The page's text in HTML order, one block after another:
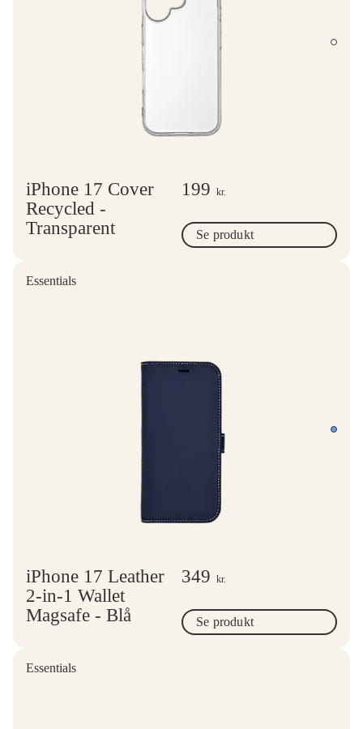
iPhone 17 Cover
Recycled -
Transparent
199 kr.
Se produkt
Essentials
iPhone 17 Leather
2-in-1 Wallet
Magsafe - Blå
349 kr.
Se produkt
Essentials